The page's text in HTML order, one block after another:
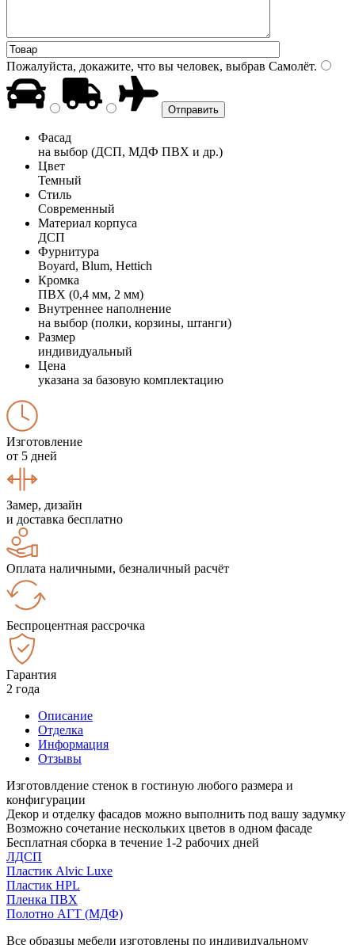
Пожалуйста, докажите, что вы человек, выбрав Самолёт.
Фасад
на выбор (ДСП, МДФ ПВХ и др.)
Цвет
Темный
Стиль
Современный
Материал корпуса
ДСП
Фурнитура
Boyard, Blum, Hettich
Кромка
ПВХ (0,4 мм, 2 мм)
Внутреннее наполнение
на выбор (полки, корзины, штанги)
Размер
индивидуальный
Цена
указана за базовую комплектацию
Изготовление
от 5 дней
Замер, дизайн
и доставка бесплатно
Оплата наличными, безналичный расчёт
Беспроцентная рассрочка
Гарантия
2 года
Описание
Отделка
Информация
Отзывы
Изготовлдение стенок в гостиную любого размера и
конфигурации
Декор и отделку фасадов можно выполнить под вашу задумку
Возможно сочетание нескольких цветов в одном фасаде
Бесплатная сборка в течение 1-2 рабочих дней
ЛДСП
Пластик Alvic Luxe
Пластик HPL
Пленка ПВХ
Полотно АГТ (МДФ)
Все образцы мебели изготовлены по индивидуальному